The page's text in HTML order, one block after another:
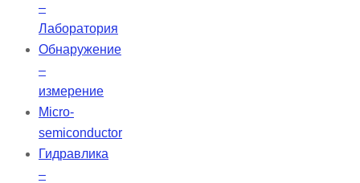
–
Лаборатория
Обнаружение
–
измерение
Micro-
semiconductor
Гидравлика
–